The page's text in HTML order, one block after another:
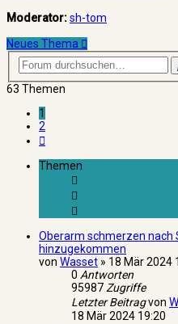
Moderator:sh-tom
Neues Thema
63 Themen
1
2
Themen
Oberarm schmerzen nach
hinzugekommen
von Wasset » 18 Mär 2024
0 Antworten
95987Zugriffe
Letzter Beitragvon
18 Mär 2024 19:20